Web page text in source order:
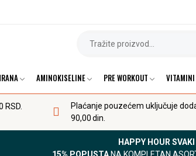
AMINOKISELINE PRE WORKOUT
Plaćanje pouzećem uključuje
90,00 din.
HAPPY HOUR